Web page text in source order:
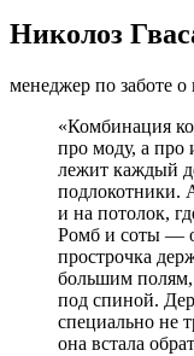
Николоз
менеджер по заботе о
«Комбинация
про моду, а про
лежит каждый
подлокотники.
и на потолок,
Ромб и соты —
прострочка
большим
под спиной.
специально не
она встала